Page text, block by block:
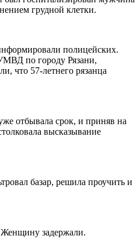
грудной клетки.
полицейских.
по городу Рязани,
что 57-летнего рязанца
отбывала срок, и приняв на
высказывание
базар, решила проучить и
Женщину задержали.